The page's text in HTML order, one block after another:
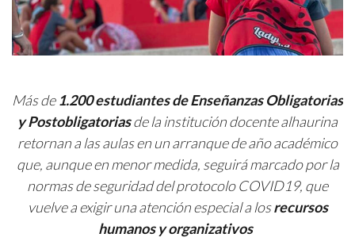
Más de1.200 estudiantesde Enseñanzas Obligatorias
y Postobligatoriasde la institución docente alhaurina
retornan a las aulas en un arranque de año académico
que, aunque en menor medida, seguirá marcado por la
normas de seguridad del protocolo COVID19, que
vuelve a exigir una atención especial a losrecursos
humanos y organizativos